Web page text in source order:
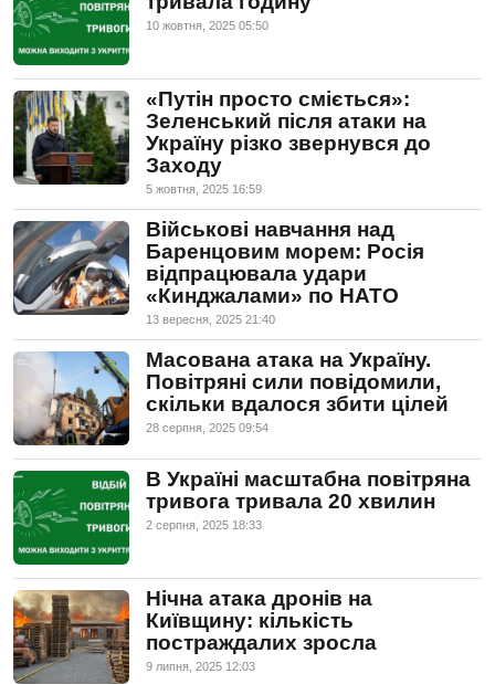
10 жовтня, 2025 05:50
«Путін просто сміється»:
Зеленський після атаки на
Україну різко звернувся до
Заходу
5 жовтня, 2025 16:59
Військові навчання над
Баренцовим морем: Росія
відпрацювала удари
«Кинджалами» по НАТО
13 вересня, 2025 21:40
Масована атака на Україну.
Повітряні сили повідомили,
скільки вдалося збити цілей
28 серпня, 2025 09:54
В Україні масштабна повітряна
тривога тривала 20 хвилин
2 серпня, 2025 18:33
Нічна атака дронів на
Київщину: кількість
постраждалих зросла
9 липня, 2025 12:03